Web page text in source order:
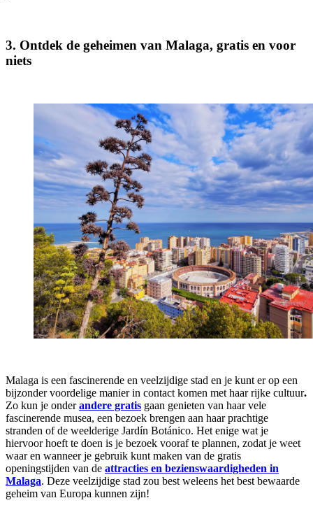
3. Ontdek de geheimen van Malaga, gratis en voor
niets
Malaga is een fascinerende en veelzijdige stad en je kunt er op een
bijzonder voordelige manier in contact komen met haar rijke cultuur.
Zo kun je onderandere gratis gaan genieten van haar vele
fascinerende musea, een bezoek brengen aan haar prachtige
stranden of de weelderige Jardín Botánico. Het enige wat je
hiervoor hoeft te doen is je bezoek vooraf te plannen, zodat je weet
waar en wanneer je gebruik kunt maken van de gratis
openingstijden van de attracties en bezienswaardigheden in
Malaga. Deze veelzijdige stad zou best weleens het best bewaarde
geheim van Europa kunnen zijn!